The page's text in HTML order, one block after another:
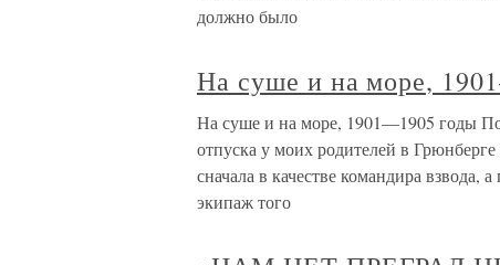
должно было
На суше и на море,
На суше и на море, 1901—1905 годы
отпуска у моих родителей в
сначала в качестве командира
экипаж того